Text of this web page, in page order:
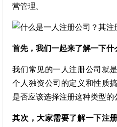
营管理。
首先，我们一起来了解一下什
我们常见的一人注册公司就
个人独资公司的定义和性质
是否应该选择注册这种类型的
其次，大家需要了解一下注